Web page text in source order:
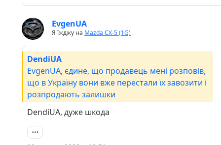
EvgenUA
Я їжджу на Mazda CX-5 (1G)
DendiUA
EvgenUA, єдине, що продавець мені розповів,
що в Україну вони вже перестали їх завозити і
розпродають залишки
DendiUA, дуже шкода